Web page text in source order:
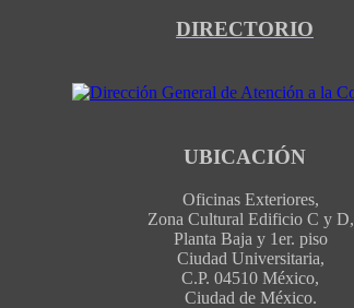
DIRECTORIO
UBICACIÓN
Oficinas Exteriores,
Zona Cultural Edificio C y D,
Planta Baja y 1er. piso
Ciudad Universitaria,
C.P. 04510 México,
Ciudad de México.